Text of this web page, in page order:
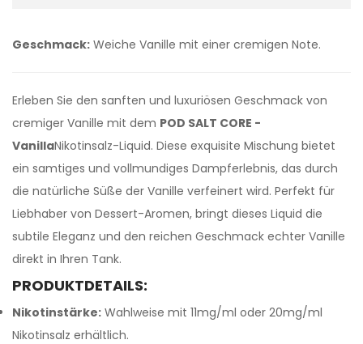
Geschmack: Weiche Vanille mit einer cremigen Note.
Erleben Sie den sanften und luxuriösen Geschmack von
cremiger Vanille mit dem POD SALT CORE -
VanillaNikotinsalz-Liquid. Diese exquisite Mischung bietet
ein samtiges und vollmundiges Dampferlebnis, das durch
die natürliche Süße der Vanille verfeinert wird. Perfekt für
Liebhaber von Dessert-Aromen, bringt dieses Liquid die
subtile Eleganz und den reichen Geschmack echter Vanille
direkt in Ihren Tank.
PRODUKTDETAILS:
Nikotinstärke: Wahlweise mit 11mg/ml oder 20mg/ml
Nikotinsalz erhältlich.